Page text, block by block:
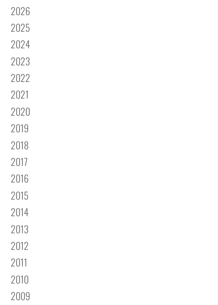
2026
2025
2024
2023
2022
2021
2020
2019
2018
2017
2016
2015
2014
2013
2012
2011
2010
2009